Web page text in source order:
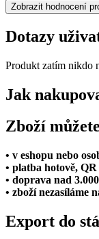
Zobrazit hodnocení
Dotazy
Produkt zatím nikdo
Jak
Zboží
• v eshopu nebo
• platba hotově,
• doprava nad
• zboží nezasíláme
Export do